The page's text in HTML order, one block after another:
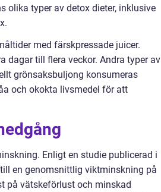
olika typer av detox dieter, inklusive
med färskpressade juicer.
dagar till flera veckor. Andra typer av
grönsaksbuljong konsumeras
och okokta livsmedel för att
Enligt en studie publicerad i
en genomsnittlig viktminskning på
på vätskeförlust och minskad